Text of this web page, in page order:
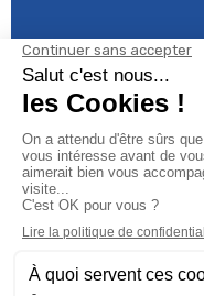
Informations
Climservice